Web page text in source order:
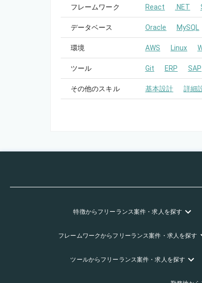
フレームワーク React .NET
データベース Oracle MySQL
環境 AWS Linux
ツール Git ERP SAP
その他のスキル 基本設計 詳細
特徴からフリーランス案件・求人を探す
フレームワークからフリーランス案件・求人を探す
ツールからフリーランス案件・求人を探す